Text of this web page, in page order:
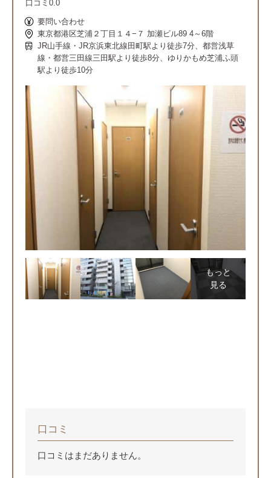
口コミ 0.0
要問い合わせ
東京都港区芝浦２丁目１４−７ 加瀬ビル89 4～6階
JR山手線・JR京浜東北線田町駅より徒歩7分、都営浅草
線・都営三田線三田駅より徒歩8分、ゆりかもめ芝浦ふ頭
駅より徒歩10分
もっと
見る
口コミ
口コミはまだありません。